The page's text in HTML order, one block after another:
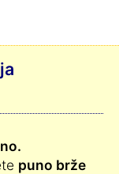
puno brže